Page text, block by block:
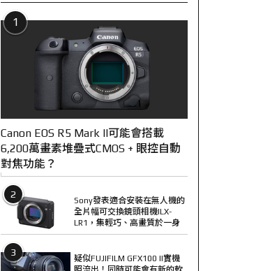
1
Canon EOS R5 Mark II可能會搭載
6,200萬畫素堆疊式CMOS + 眼控自動
對焦功能？
2
Sony發表適合安裝在無人機的
全片幅可交換鏡頭相機ILX-
LR1，集輕巧、高畫質於一身
3
疑似FUJIFILM GFX100 II實機